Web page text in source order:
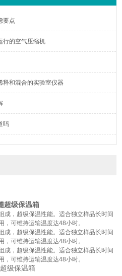
要点
行的空气压缩机
释和混合的实验室仪器
吗
超级保温箱
成，超级保温性能。适合独立样品长时间
可维持运输温度达48小时。
成，超级保温性能。适合独立样品长时间
可维持运输温度达48小时。
成，超级保温性能。适合独立样品长时间
可维持运输温度达48小时。
级保温箱